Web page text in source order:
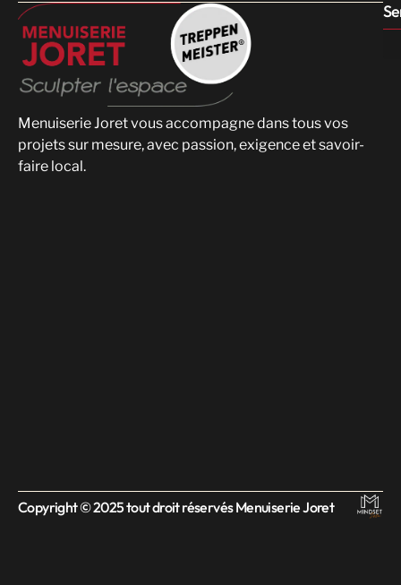
Menuiserie Joret vous accompagne dans tous vos
projets sur mesure, avec passion, exigence et savoir-
faire local.
Copyright © 2025 tout droit réservés Menuiserie Joret